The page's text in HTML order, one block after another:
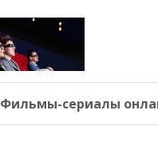
Фильмы-сериалы